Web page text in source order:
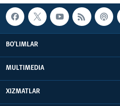
BO'LIMLAR
MULTIMEDIA
XIZMATLAR